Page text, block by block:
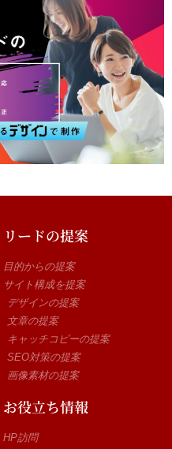
リードの提案
目的からの提案
サイト構成を提案
デザインの提案
文章の提案
キャッチコピーの提案
SEO対策の提案
画像素材の提案
お役立ち情報
HP訪問